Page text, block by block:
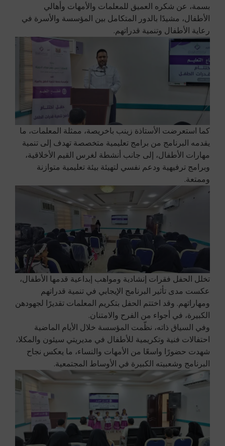
بسمة، عن شكره العميق للمعلمات والأمهات وأهالي
الأطفال، مشيدًا بالدور المتكامل بين المؤسسة والأسرة في
رعاية الأطفال وتنمية قدراتهم.
كما استعرضت الأستاذة زينب باخريصة، ممثلة المعلمات، ما
يقدمه البرنامج من برامج تعليمية متخصصة تهدف إلى تنمية
مهارات الأطفال، إلى جانب أنشطة لغرس القيم الأخلاقية،
وبرامج ترفيهية ودعم نفسي لتهيئة بيئة تعليمية متوازنة
وممتعة.
تخلل الحفل فقرات إنشادية ومواهب إبداعية قدمها الأطفال،
عكست مدى تأثير البرنامج الإيجابي في تنمية قدراتهم
ومهاراتهم. وقد اختتم الحفل بتكريم المعلمات تقديرًا لجهودهن
الكبيرة، في أجواء من الفرح والامتنان.
وفي السياق ذاته، نظّمت المؤسسة خلال الأيام الماضية
احتفالات فنية وتكريمية للأطفال في مديريتي سيئون والمكلا،
شهدت حضورًا واسعًا من الأمهات والنساء، ما يعكس نجاح
البرنامج وشعبيته الكبيرة في الأوساط المجتمعية.